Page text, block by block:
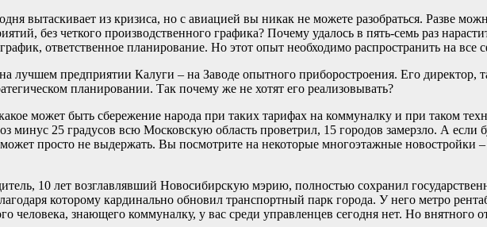
вытаскивает из кризиса, но с авиацией вы никак не можете разобраться. Разве
без четкого производственного графика? Почему удалось в пять-семь раз
ответственное планирование. Но этот опыт необходимо распространить на все
предприятии Калуги – на Заводе опытного приборостроения. Его директор,
планировании. Так почему же не хотят его реализовывать?
может быть сбережение народа при таких тарифах на коммуналку и при таком
минус 25 градусов всю Московскую область проветрил, 15 городов замерзло. А если
просто не выдержать. Вы посмотрите на некоторые многоэтажные новостройки –
10 лет возглавлявший Новосибирскую мэрию, полностью сохранил
которому кардинально обновил транспортный парк города. У него метро
человека, знающего коммуналку, у вас среди управленцев сегодня нет. Но